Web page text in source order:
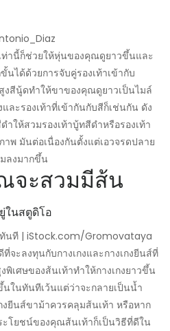
ท่านี้ก็ช่วยให้หุ่นของคุณดูยาวขึ้นและ
ได้ด้วยการจับคู่รองเท้าเข้ากับ
สูงสีนู้ดทำให้ขาของคุณดูยาวเป็นไมล์
ละรองเท้าที่เข้ากันกับสีก็เช่นกัน ดัง
ให้สวมรองเท้าบู้ทสีดำหรือรองเท้า
พ มันต่อเนื่องกันตั้งแต่เอวจรดปลาย
ลงมากขึ้น
จะสวมมีส้น
นที | iStock.com/Gromovataya
จะลงทุนกับกางเกงและกางเกงยีนส์ที่
เศษของส้นเท้าทำให้กางเกงยาวขึ้น
ในทันทีเว้นแต่ว่าจะกลายเป็นน้ำ
งยีนส์ขาม้าควรคลุมส้นเท้า หรือหาก
ะโยชน์ของคุณส้นเท้าก็เป็นวิธีที่ดีใน